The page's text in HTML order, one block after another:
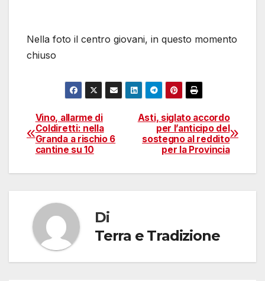
Nella foto il centro giovani, in questo momento
chiuso
Navigazione
articoli
Asti, siglato accordo
per l’anticipo del
sostegno al reddito
per la Provincia
Vino, allarme di
Coldiretti: nella
Granda a rischio 6
cantine su 10
Di
Terra e Tradizione